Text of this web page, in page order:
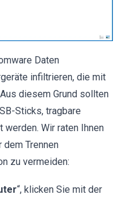
Daten
infiltrieren, die mit
diesem Grund sollten
Sticks, tragbare
Wir raten Ihnen
dem Trennen
zu vermeiden:
“, klicken Sie mit der